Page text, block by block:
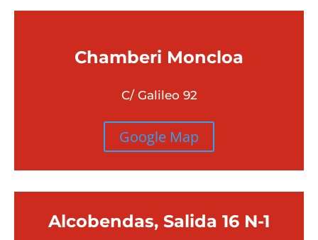
Chamberi Moncloa
C/ Galileo 92
Google Map
Alcobendas, Salida 16 N-1